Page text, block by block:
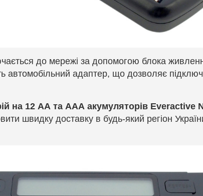
до мережі за допомогою блока
автомобільний адаптер, що дозволяє
на 12 АА та ААА акумуляторів Everactive
швидку доставку в будь-який регіон